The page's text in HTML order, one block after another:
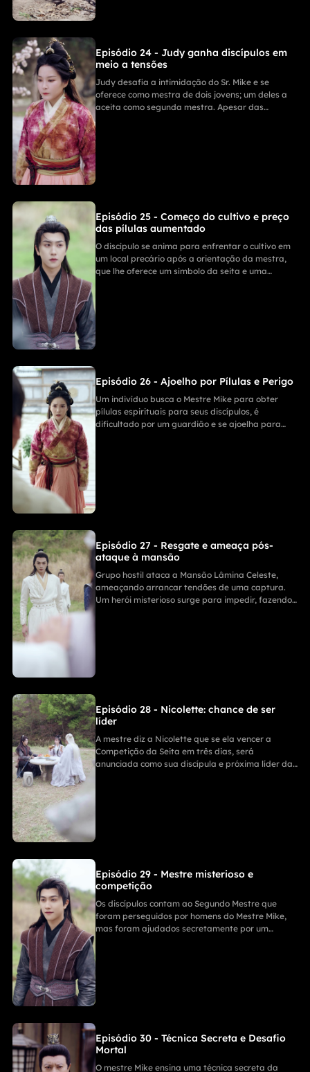
Episódio 24 - Judy ganha discípulos em
meio a tensões
Judy desafia a intimidação do Sr. Mike e se
oferece como mestra de dois jovens; um deles a
aceita como segunda mestra. Apesar das
Espada, ela leva os discípulos para conhecer a
instituição, com a chegada de personagens
importantes que aumentam a tensão.
Episódio 25 - Começo do cultivo e preço
das pílulas aumentado
O discípulo se anima para enfrentar o cultivo em
um local precário após a orientação da mestra,
que lhe oferece um símbolo da seita e uma
discípulos, descobre que o preço foi elevado 100
Episódio 26 - Ajoelho por Pílulas e Perigo
Um indivíduo busca o Mestre Mike para obter
pílulas espirituais para seus discípulos, é
dificultado por um guardião e se ajoelha para
Episódio 27 - Resgate e ameaça pós-
ataque à mansão
Grupo hostil ataca a Mansão Lâmina Celeste,
ameaçando arrancar tendões de uma captura.
Um herói misterioso surge para impedir, fazendo
Episódio 28 - Nicolette: chance de ser
líder
A mestre diz a Nicolette que se ela vencer a
Competição da Seita em três dias, será
anunciada como sua discípula e próxima líder da
Episódio 29 - Mestre misterioso e
competição
Os discípulos contam ao Segundo Mestre que
foram perseguidos por homens do Mestre Mike,
mas foram ajudados secretamente por um
Competição da Seita (que ocorre a cada século),
um discípulo está determinado a ganhar o
primeiro lugar, com pistas sobre o Mestre
Harrison e a família Ning.
Episódio 30 - Técnica Secreta e Desafio
Mortal
O mestre Mike ensina uma técnica secreta da